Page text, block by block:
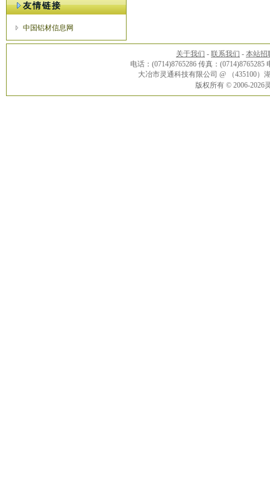
友情链接
中国铝材信息网
关于我们 - 联系我们 - 本站招
电话：(0714)8765286 传真：(0714)8765285
大冶市灵通科技有限公司 @ （435100
版权所有 © 2006-2026